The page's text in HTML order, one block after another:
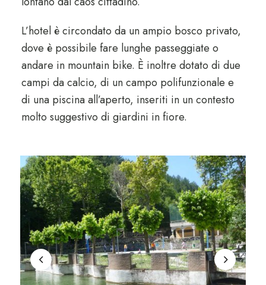
L’hotel è circondato da un ampio bosco privato,
dove è possibile fare lunghe passeggiate o
andare in mountain bike. È inoltre dotato di due
campi da calcio, di un campo polifunzionale e
di una piscina all’aperto, inseriti in un contesto
molto suggestivo di giardini in fiore.